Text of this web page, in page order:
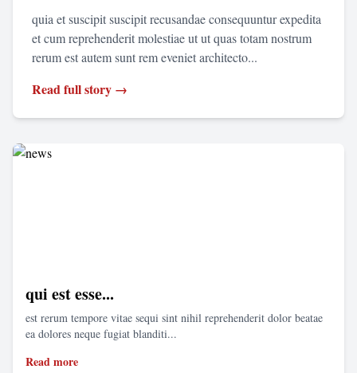
quia et suscipit suscipit recusandae consequuntur expedita
et cum reprehenderit molestiae ut ut quas totam nostrum
rerum est autem sunt rem eveniet architecto...
Read full story →
qui est esse...
est rerum tempore vitae sequi sint nihil reprehenderit dolor beatae
ea dolores neque fugiat blanditi...
Read more